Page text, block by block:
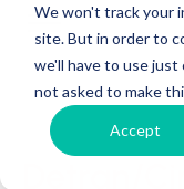
We won't track your
site. But in order to
we'll have to use
not asked to make
Accept